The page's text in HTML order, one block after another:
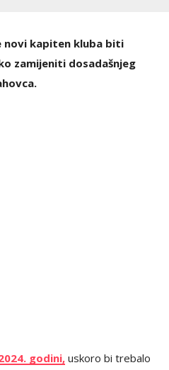
novi kapiten kluba biti
zamijeniti dosadašnjeg
godini, uskoro bi trebalo